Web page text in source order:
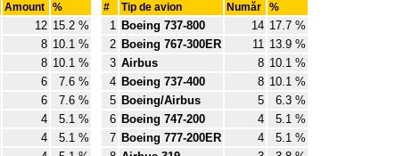
Amount %
12 15.2 %
8 10.1 %
8 10.1 %
6
7.6 %
6
7.6 %
4
5.1 %
4
5.1 %
# Tip de avion Număr %
1 Boeing 737-800 14 17.7 %
2 Boeing 767-300ER 11 13.9 %
3 Airbus 8 10.1 %
4 Boeing 737-400 8 10.1 %
5 Boeing/Airbus 5
6.3 %
6 Boeing 747-200 4
5.1 %
7 Boeing 777-200ER 4
5.1 %